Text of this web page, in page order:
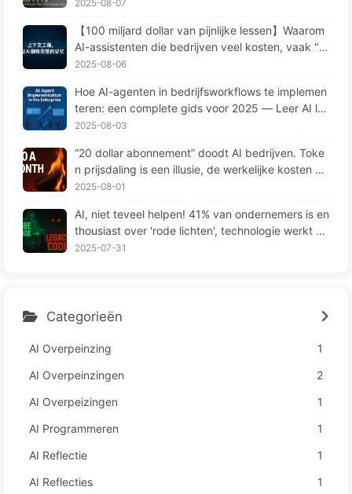
2025-08-07
【100 miljard dollar van pijnlijke lessen】Waarom
AI-assistenten die bedrijven veel kosten, vaak "v
ergeten" op cruciale momenten en concurrenten
m leren AI169
2025-08-06
Hoe AI-agenten in bedrijfsworkflows te implemen
teren: een complete gids voor 2025 — Leer AI la
ngzaamaan 166
2025-08-03
“20 dollar abonnement” doodt AI bedrijven. Toke
n prijsdaling is een illusie, de werkelijke kosten va
n AI zijn jouw hebzucht — Leer langzaam AI164
2025-08-01
AI, niet teveel helpen! 41% van ondernemers is en
thousiast over 'rode lichten', technologie werkt ni
et en medewerkers lijden meer – Leren over AI16
2025-07-31
Categorieën
AI Overpeinzing
1
AI Overpeinzingen
2
AI Overpeizingen
1
AI Programmeren
1
AI Reflectie
1
AI Reflecties
1